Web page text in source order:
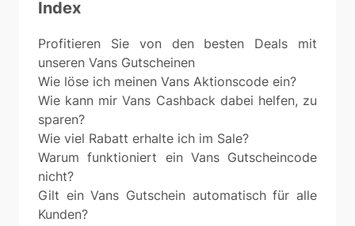
Index
Profitieren Sie von den besten Deals mit
unseren Vans Gutscheinen
Wie löse ich meinen Vans Aktionscode ein?
Wie kann mir Vans Cashback dabei helfen, zu
sparen?
Wie viel Rabatt erhalte ich im Sale?
Warum funktioniert ein Vans Gutscheincode
nicht?
Gilt ein Vans Gutschein automatisch für alle
Kunden?